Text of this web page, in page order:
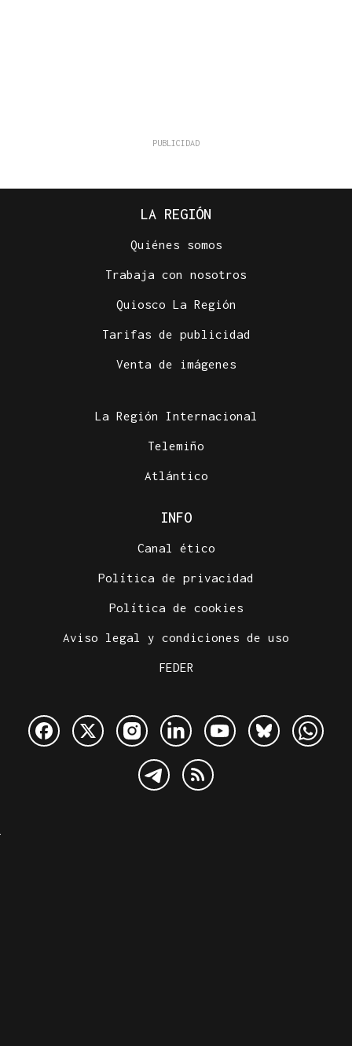
LA REGIÓN
Quiénes somos
Trabaja con nosotros
Quiosco La Región
Tarifas de publicidad
Venta de imágenes
La Región Internacional
Telemiño
Atlántico
INFO
Canal ético
Política de privacidad
Política de cookies
Aviso legal y condiciones de uso
FEDER